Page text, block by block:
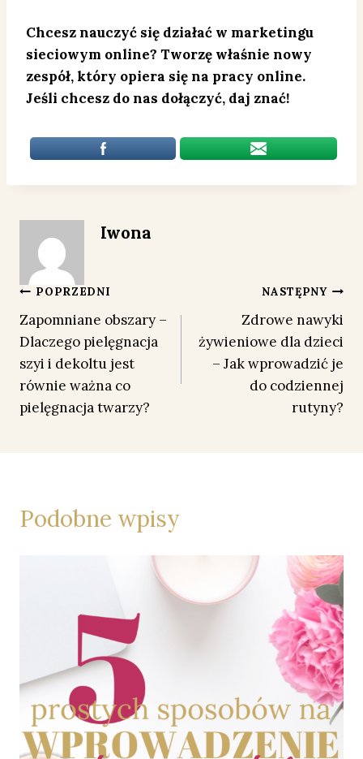
Chcesz nauczyć się działać w marketingu
sieciowym online? Tworzę właśnie nowy
zespół, który opiera się na pracy online.
Jeśli chcesz do nas dołączyć, daj znać!
Iwona
Nawigacja
wpisu
POPRZEDNI
Zapomniane obszary –
Dlaczego pielęgnacja
szyi i dekoltu jest
równie ważna co
pielęgnacja twarzy?
NASTĘPNY
Zdrowe nawyki
żywieniowe dla dzieci
– Jak wprowadzić je
do codziennej
rutyny?
Podobne wpisy